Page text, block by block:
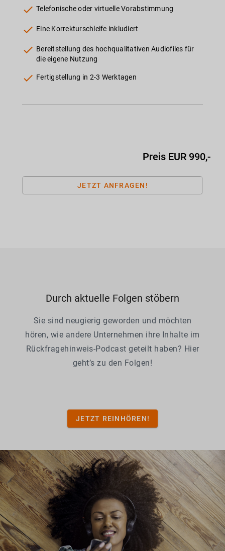
check Telefonische oder virtuelle Vorabstimmung
check Eine Korrekturschleife inkludiert
check Bereitstellung des hochqualitativen Audiofiles für
die eigene Nutzung
check Fertigstellung in 2-3 Werktagen
Preis EUR 990,-
JETZT ANFRAGEN!
Durch aktuelle Folgen stöbern
Sie sind neugierig geworden und möchten
hören, wie andere Unternehmen ihre Inhalte im
Rückfragehinweis-Podcast geteilt haben? Hier
geht’s zu den Folgen!
JETZT REINHÖREN!